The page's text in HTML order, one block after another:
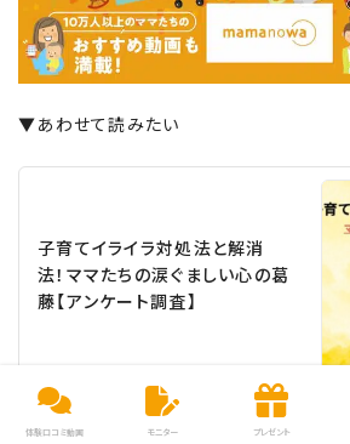
▼あわせて読みたい
子育てイライラ対処法と解消
法！ママたちの涙ぐましい心の葛
藤【アンケート調査】
体験口コミ動画 モニター プレゼント